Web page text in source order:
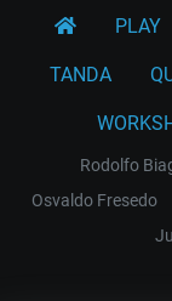
PLAY
TANDA
Rodolfo
Osvaldo Fresedo